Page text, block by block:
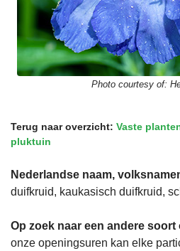
Photo courtesy of:
Terug naar overzicht: Vaste
pluktuin
Nederlandse naam,
duifkruid, kaukasisch duifkruid,
Op zoek naar een andere soort
onze openingsuren kan elke